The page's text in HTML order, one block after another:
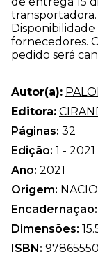
transportadora.
fornecedores.
pedido será
Autor(a):
Editora:
Páginas: 32
Edição: 1 - 2021
Ano: 2021
Origem:
Encadernação:
Dimensões:
ISBN: